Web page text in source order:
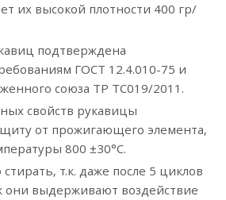
их высокой плотности 400 гр/
подтверждена
ГОСТ 12.4.010-75 и
союза ТР ТС019/2011.
свойств рукавицы
от прожигающего элемента,
800 ±30°C.
т.к. даже после 5 циклов
они выдерживают воздействие